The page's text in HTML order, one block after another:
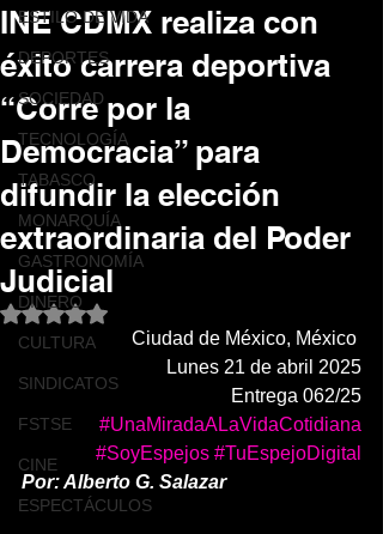
ESTILO DE VIDA
DEPORTES
SOCIEDAD
TECNOLOGÍA
TABASCO
MONARQUÍA
GASTRONOMÍA
DINERO
CULTURA
SINDICATOS
FSTSE
CINE
ESPECTÁCULOS
INE CDMX realiza con
éxito carrera deportiva
“Corre por la
Democracia” para
difundir la elección
extraordinaria del Poder
Judicial
Obtuvo NaN de 5 estrellas.
Ciudad de México, México
Lunes 21 de abril 2025
Entrega 062/25
#UnaMiradaALaVidaCotidiana
#SoyEspejos #TuEspejoDigital
Por: Alberto G. Salazar